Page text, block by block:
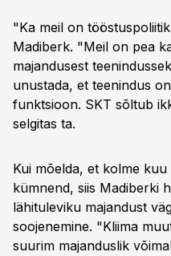
"Ka meil on
Madiberk. "Meil on pea
majandusest
unustada, et teenindus
funktsioon. SKT sõltub
selgitas ta.
Kui mõelda, et kolme
kümnend, siis Madiberki
lähituleviku majandust
soojenemine. "Kliima
suurim majanduslik